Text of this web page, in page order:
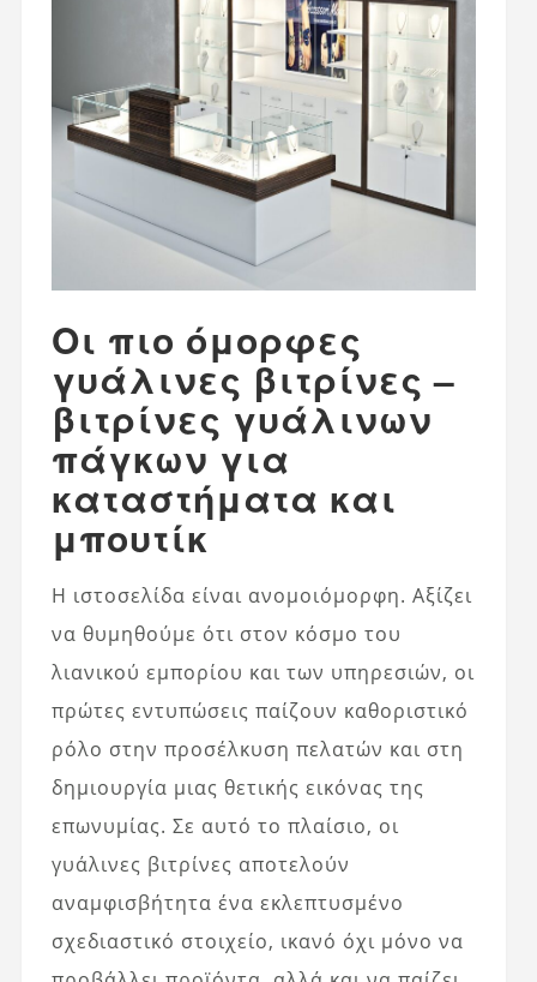
Οι πιο όμορφες
γυάλινες βιτρίνες –
βιτρίνες γυάλινων
πάγκων για
καταστήματα και
μπουτίκ
Η ιστοσελίδα είναι ανομοιόμορφη. Αξίζει
να θυμηθούμε ότι στον κόσμο του
λιανικού εμπορίου και των υπηρεσιών, οι
πρώτες εντυπώσεις παίζουν καθοριστικό
ρόλο στην προσέλκυση πελατών και στη
δημιουργία μιας θετικής εικόνας της
επωνυμίας. Σε αυτό το πλαίσιο, οι
γυάλινες βιτρίνες αποτελούν
αναμφισβήτητα ένα εκλεπτυσμένο
σχεδιαστικό στοιχείο, ικανό όχι μόνο να